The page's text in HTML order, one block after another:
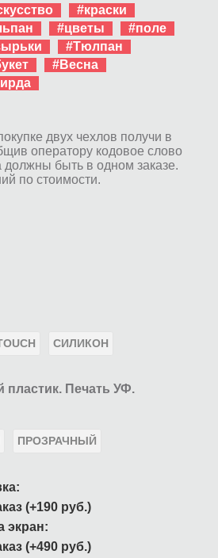
#краски
#цветы
#поле
#Тюлпан
#Весна
двух чехлов получи в
оператору кодовое слово
должны быть в одном заказе.
по стоимости.
СИЛИКОН
пластик. Печать УФ.
ПРОЗРАЧНЫЙ
(+190 руб.)
экран:
(+490 руб.)